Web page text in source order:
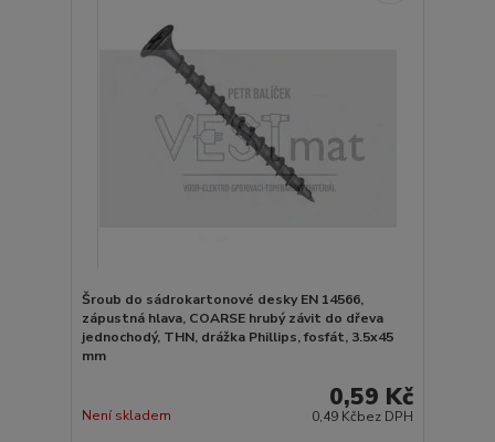
Šroub do sádrokartonové desky EN 14566,
zápustná hlava, COARSE hrubý závit do dřeva
jednochodý, THN, drážka Phillips, fosfát, 3.5x45
mm
0,59 Kč
0,49 Kčbez DPH
Není skladem